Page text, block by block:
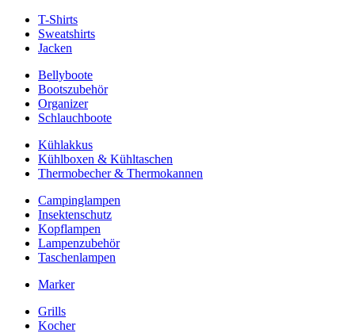
T-Shirts
Sweatshirts
Jacken
Bellyboote
Bootszubehör
Organizer
Schlauchboote
Kühlakkus
Kühlboxen & Kühltaschen
Thermobecher & Thermokannen
Campinglampen
Insektenschutz
Kopflampen
Lampenzubehör
Taschenlampen
Marker
Grills
Kocher